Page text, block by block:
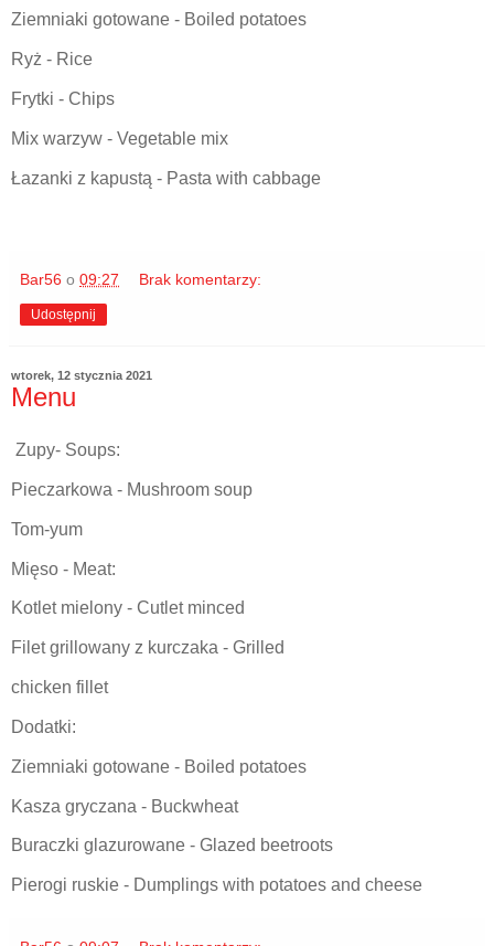
Ziemniaki gotowane - Boiled potatoes
Ryż - Rice
Frytki - Chips
Mix warzyw - Vegetable mix
Łazanki z kapustą - Pasta with cabbage
Bar56 o 09:27 Brak komentarzy:
Udostępnij
wtorek, 12 stycznia 2021
Menu
Zupy- Soups:
Pieczarkowa - Mushroom soup
Tom-yum
Mięso - Meat:
Kotlet mielony - Cutlet minced
Filet grillowany z kurczaka - Grilled
chicken fillet
Dodatki:
Ziemniaki gotowane - Boiled potatoes
Kasza gryczana - Buckwheat
Buraczki glazurowane - Glazed beetroots
Pierogi ruskie - Dumplings with potatoes and cheese